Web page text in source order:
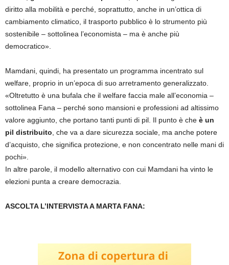
diritto alla mobilità e perché, soprattutto, anche in un’ottica di
cambiamento climatico, il trasporto pubblico è lo strumento più
sostenibile – sottolinea l’economista – ma è anche più
democratico».
Mamdani, quindi, ha presentato un programma incentrato sul
welfare, proprio in un’epoca di suo arretramento generalizzato.
«Oltretutto è una bufala che il welfare faccia male all’economia –
sottolinea Fana – perché sono mansioni e professioni ad altissimo
valore aggiunto, che portano tanti punti di pil. Il punto è che è un
pil distribuito, che va a dare sicurezza sociale, ma anche potere
d’acquisto, che significa protezione, e non concentrato nelle mani di
pochi».
In altre parole, il modello alternativo con cui Mamdani ha vinto le
elezioni punta a creare democrazia.
ASCOLTA L’INTERVISTA A MARTA FANA: